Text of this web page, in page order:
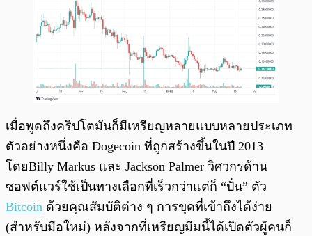
เมื่อพูดถึงคริปโตมันก็มีเหรียญหลายแบบหลายประเภท
ตัวอย่างหนึ่งคือ Dogecoin ที่ถูกสร้างขึ้นในปี 2013
โดยBilly Markus และ Jackson Palmer วิศวกรด้าน
ซอฟต์แวร์ใช้เป็นทางเลือกที่เร็วกว่าแต่ก็ “ปั่น” ตัว
Bitcoin ด้วยคุณสัมบัติต่าง ๆ การขุดที่เข้าถึงได้ง่าย
(สำหรับมือใหม่) หลังจากที่เหรียญมีมนี้ได้เปิดตัวผู้คนก็